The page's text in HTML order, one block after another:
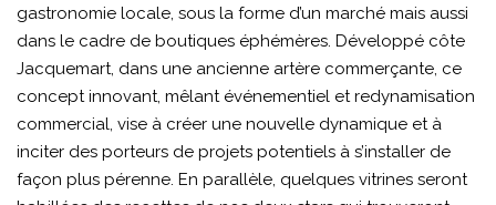
gastronomie locale, sous la forme d’un marché mais aussi
dans le cadre de boutiques éphémères. Développé côte
Jacquemart, dans une ancienne artère commerçante, ce
concept innovant, mêlant événementiel et redynamisation
commercial, vise à créer une nouvelle dynamique et à
inciter des porteurs de projets potentiels à s’installer de
façon plus pérenne. En parallèle, quelques vitrines seront